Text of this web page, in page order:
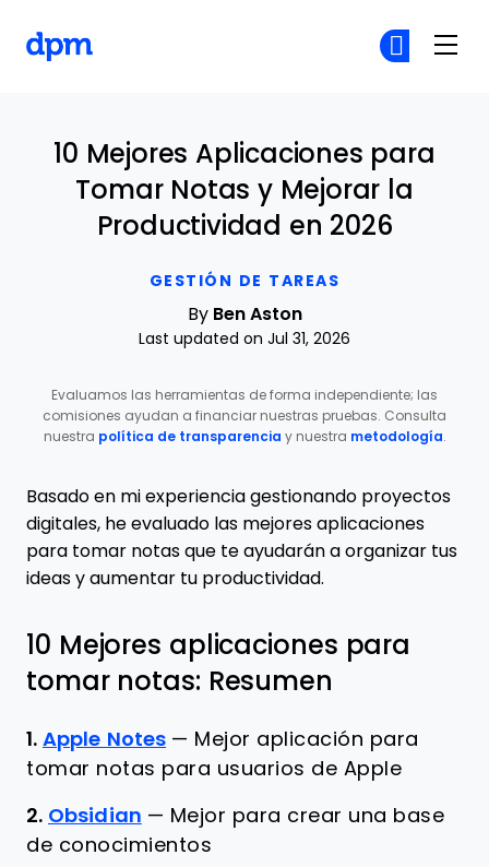
GESTIÓN DE TAREAS
10 Mejores Aplicaciones para
Tomar Notas y Mejorar la
Productividad en 2026
By Ben Aston
Last updated on Jul 31, 2026
Evaluamos las herramientas de forma independiente; las
comisiones ayudan a financiar nuestras pruebas. Consulta
nuestra política de transparencia y nuestra metodología.
Basado en mi experiencia gestionando proyectos
digitales, he evaluado las mejores aplicaciones
para tomar notas que te ayudarán a organizar tus
ideas y aumentar tu productividad.
10 Mejores aplicaciones para
tomar notas: Resumen
1. Apple Notes — Mejor aplicación para
tomar notas para usuarios de Apple
2. Obsidian — Mejor para crear una base
de conocimientos